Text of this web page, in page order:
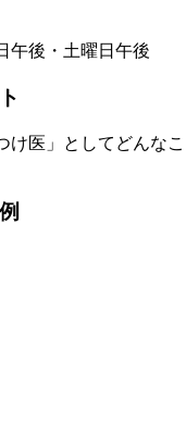
午後・土曜日午後
け医」としてどんな